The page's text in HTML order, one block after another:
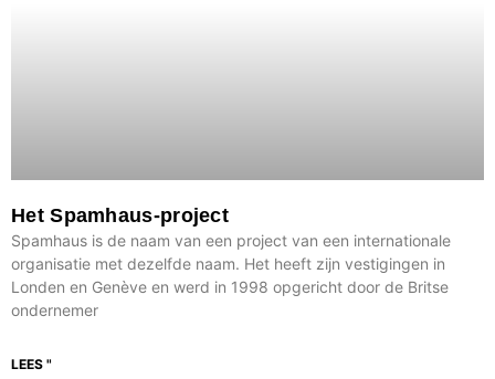
Het Spamhaus-project
Spamhaus is de naam van een project van een internationale
organisatie met dezelfde naam. Het heeft zijn vestigingen in
Londen en Genève en werd in 1998 opgericht door de Britse
ondernemer
LEES "